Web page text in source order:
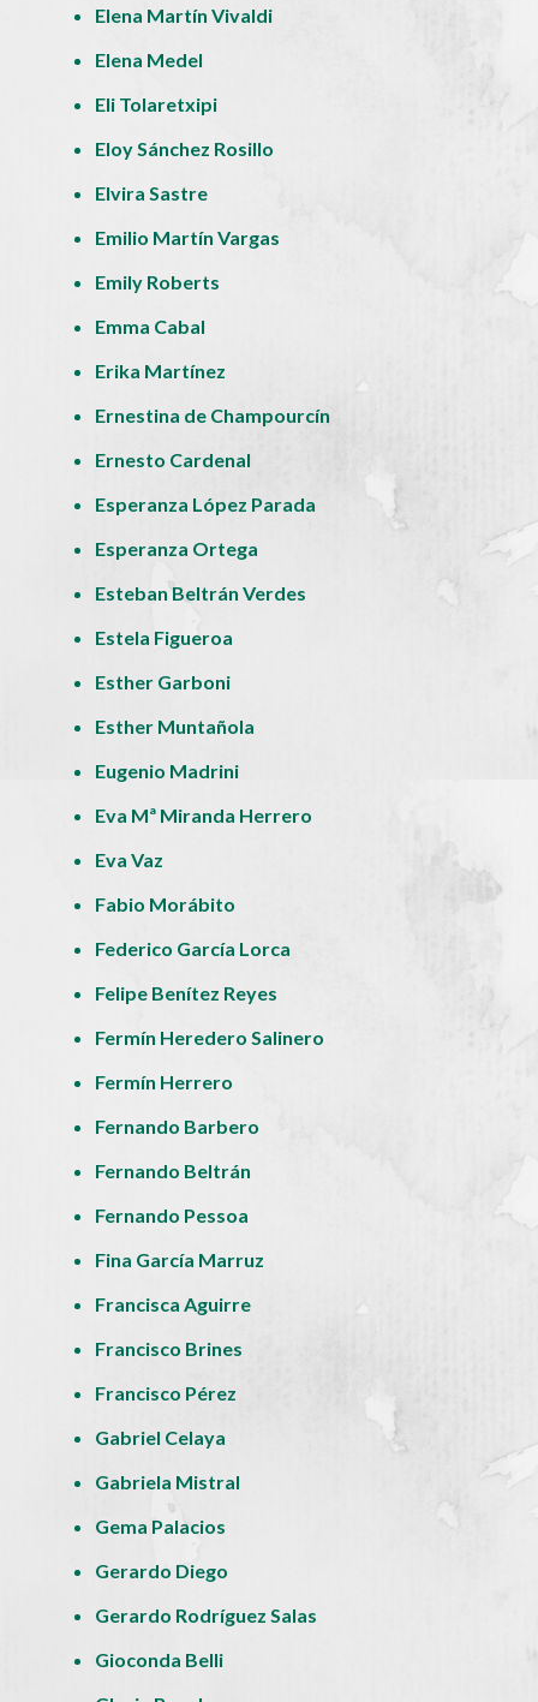
Elena Martín Vivaldi
Elena Medel
Eli Tolaretxipi
Eloy Sánchez Rosillo
Elvira Sastre
Emilio Martín Vargas
Emily Roberts
Emma Cabal
Erika Martínez
Ernestina de Champourcín
Ernesto Cardenal
Esperanza López Parada
Esperanza Ortega
Esteban Beltrán Verdes
Estela Figueroa
Esther Garboni
Esther Muntañola
Eugenio Madrini
Eva Mª Miranda Herrero
Eva Vaz
Fabio Morábito
Federico García Lorca
Felipe Benítez Reyes
Fermín Heredero Salinero
Fermín Herrero
Fernando Barbero
Fernando Beltrán
Fernando Pessoa
Fina García Marruz
Francisca Aguirre
Francisco Brines
Francisco Pérez
Gabriel Celaya
Gabriela Mistral
Gema Palacios
Gerardo Diego
Gerardo Rodríguez Salas
Gioconda Belli